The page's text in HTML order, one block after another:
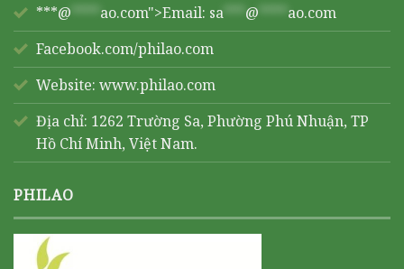
***@ **** ao.com">Email: sa *** @ **** ao.com
Facebook.com/philao.com
Website: www.philao.com
Địa chỉ: 1262 Trường Sa, Phường Phú Nhuận, TP
Hồ Chí Minh, Việt Nam.
PHILAO